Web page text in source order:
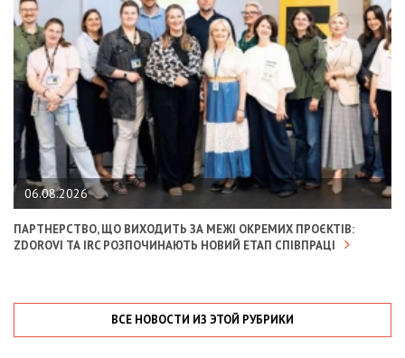
06.08.2026
ПАРТНЕРСТВО, ЩО ВИХОДИТЬ ЗА МЕЖІ ОКРЕМИХ ПРОЄКТІВ:
ZDOROVI ТА IRC РОЗПОЧИНАЮТЬ НОВИЙ ЕТАП СПІВПРАЦІ
ВСЕ НОВОСТИ ИЗ ЭТОЙ РУБРИКИ